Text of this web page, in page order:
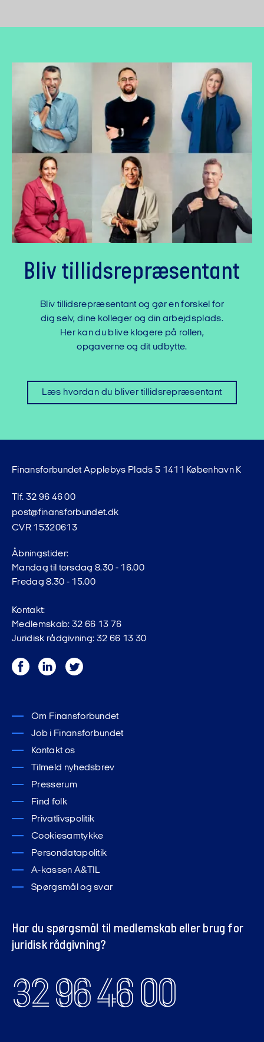
Bliv tillidsrepræsentant
Bliv tillidsrepræsentant og gør en forskel for
dig selv, dine kolleger og din arbejdsplads.
Her kan du blive klogere på rollen,
opgaverne og dit udbytte.
Læs hvordan du bliver tillidsrepræsentant
Finansforbundet Applebys Plads 5 1411 København K
Tlf. 32 96 46 00
post@finansforbundet.dk
CVR 15320613
Åbningstider:
Mandag til torsdag 8.30 - 16.00
Fredag 8.30 - 15.00
Kontakt:
Medlemskab: 32 66 13 76
Juridisk rådgivning: 32 66 13 30
FacebookLinkedInTwitter
Om Finansforbundet
Job i Finansforbundet
Kontakt os
Tilmeld nyhedsbrev
Presserum
Find folk
Privatlivspolitik
Cookiesamtykke
Persondatapolitik
A-kassen A&TIL
Spørgsmål og svar
Har du spørgsmål til medlemskab eller brug for
juridisk rådgivning?
32 96 46 00